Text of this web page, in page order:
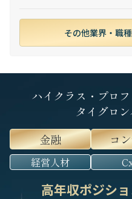
その他業界・職
ハイクラス・プロ
タイグロ
金融
コ
経営人材
高年収ポジシ